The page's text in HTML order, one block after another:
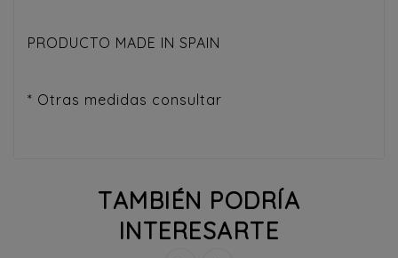
PRODUCTO MADE IN SPAIN
* Otras medidas consultar
TAMBIÉN PODRÍA
INTERESARTE